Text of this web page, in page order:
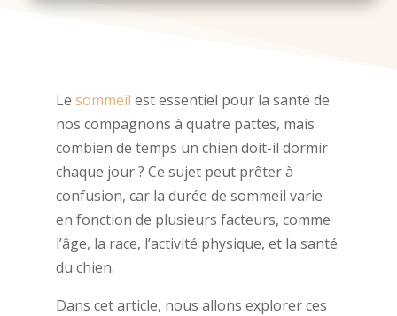
Le sommeil est essentiel pour la santé de
nos compagnons à quatre pattes, mais
combien de temps un chien doit-il dormir
chaque jour ? Ce sujet peut prêter à
confusion, car la durée de sommeil varie
en fonction de plusieurs facteurs, comme
l’âge, la race, l’activité physique, et la santé
du chien.
Dans cet article, nous allons explorer ces